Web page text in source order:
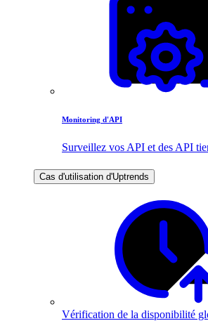
Monitoring d'API
Surveillez vos API et des API
Cas d'utilisation d'Uptrends
Vérification de la disponibilité